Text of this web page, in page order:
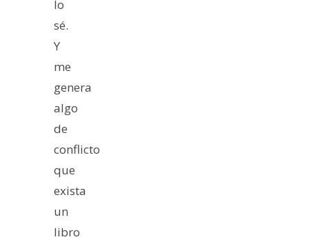
lo
sé.
Y
me
genera
algo
de
conflicto
que
exista
un
libro